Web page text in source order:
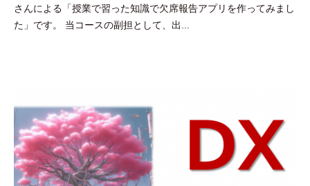
豪
さんによる「授業で習った知識で欠席報告アプリを作ってみまし
た」です。 当コースの副担として、出...